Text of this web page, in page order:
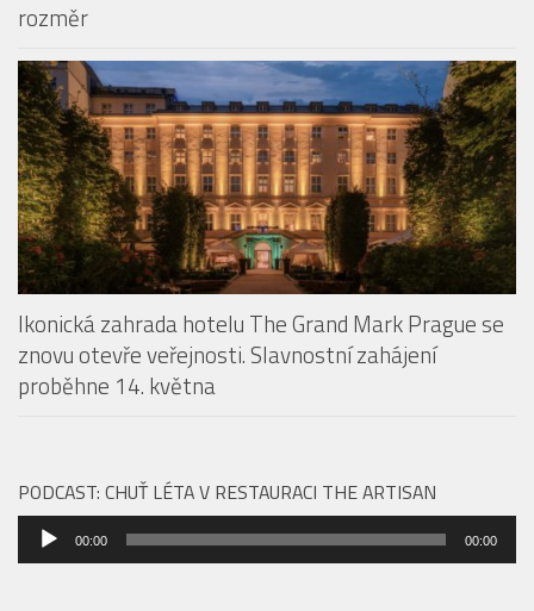
Restaurace The Artisan přichází s konceptem Taste
Our Story. Fine dining v centru Prahy dostává nový
rozměr
Ikonická zahrada hotelu The Grand Mark Prague se